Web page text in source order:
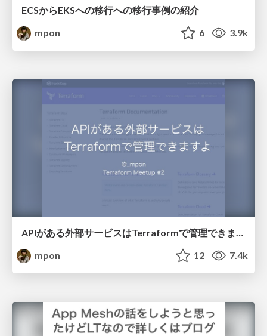
ECSからEKSへの移行への移行事例の紹介
mpon
6 3.9k
mpon
12 7.4k